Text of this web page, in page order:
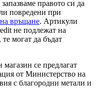
правото си да
повредени при
връщане. Артикули
не подлежат на
могат да бъдат
се предлагат
от Министерство на
с благородни метали и